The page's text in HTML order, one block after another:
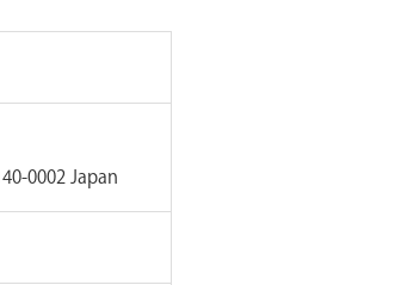
0002 Japan